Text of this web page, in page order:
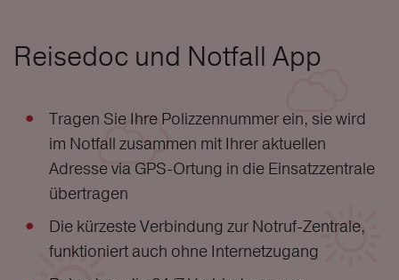
Reisedoc und Notfall App
Tragen Sie Ihre Polizzennummer ein, sie wird
im Notfall zusammen mit Ihrer aktuellen
Adresse via GPS-Ortung in die Einsatzzentrale
übertragen
Die kürzeste Verbindung zur Notruf-Zentrale,
funktioniert auch ohne Internetzugang